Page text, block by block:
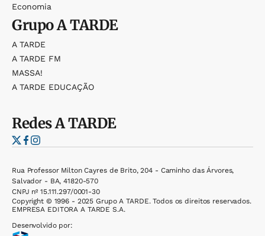
Economia
GrupoA TARDE
A TARDE
A TARDE FM
MASSA!
A TARDE EDUCAÇÃO
RedesA TARDE
Rua Professor Milton Cayres de Brito, 204 - Caminho das Árvores,
Salvador - BA, 41820-570
CNPJ nº 15.111.297/0001-30
Copyright © 1996 - 2025 Grupo A TARDE. Todos os direitos reservados.
EMPRESA EDITORA A TARDE S.A.
Desenvolvido por: